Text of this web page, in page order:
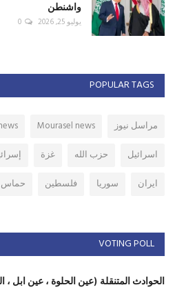
واشنطن
يوليو 25, 2026 0
POPULAR TAGS
مراسل نيوز Mourasel news
اسرائيل
حزب الله غزة
ايران
سوريا فلسطين حماس
VOTING POLL
الحوادث المتنقلة (عين الحلوة ، عين ابل ،